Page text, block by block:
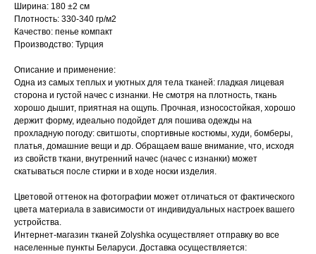
Ширина: 180 ±2 см
Плотность: 330-340 гр/м2
Качество: пенье компакт
Производство: Турция
Описание и применение:
Одна из самых теплых и уютных для тела тканей: гладкая лицевая
сторона и густой начес с изнанки. Не смотря на плотность, ткань
хорошо дышит, приятная на ощупь. Прочная, износостойкая, хорошо
держит форму, идеально подойдет для пошива одежды на
прохладную погоду: свитшоты, спортивные костюмы, худи, бомберы,
платья, домашние вещи и др. Обращаем ваше внимание, что, исходя
из свойств ткани, внутренний начес (начес с изнанки) может
скатываться после стирки и в ходе носки изделия.
Цветовой оттенок на фотографии может отличаться от фактического
цвета материала в зависимости от индивидуальных настроек вашего
устройства.
Интернет-магазин тканей Zolyshka осуществляет отправку во все
населенные пункты Беларуси. Доставка осуществляется: